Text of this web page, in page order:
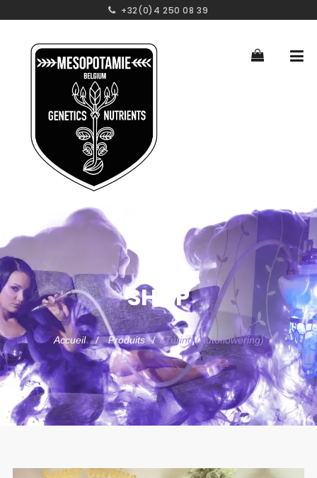
+32(0)4 250 08 39
SHOP
Accueil Produits Turing (Autoflowering)